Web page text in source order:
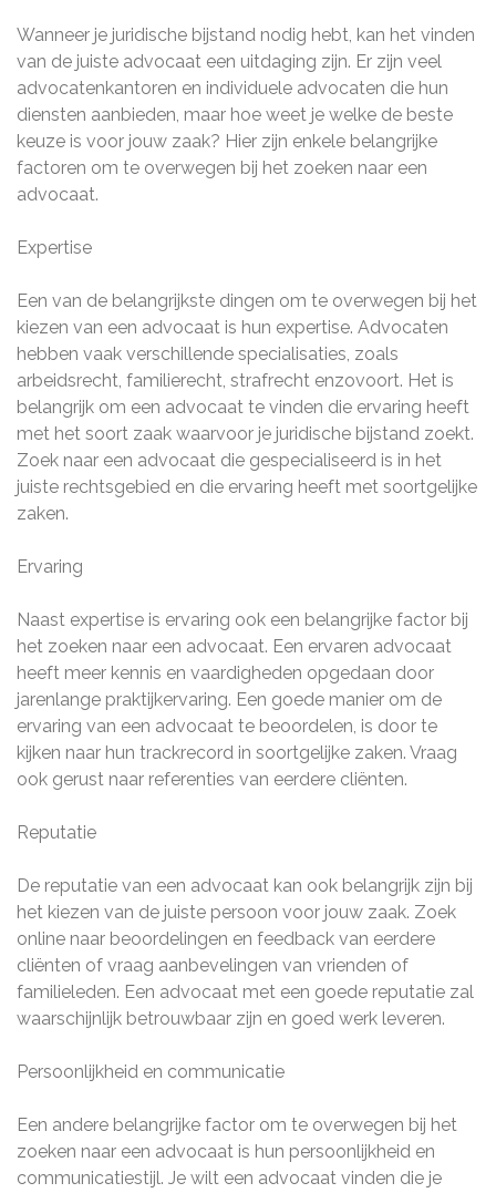
Wanneer je juridische bijstand nodig hebt, kan het vinden
van de juiste advocaat een uitdaging zijn. Er zijn veel
advocatenkantoren en individuele advocaten die hun
diensten aanbieden, maar hoe weet je welke de beste
keuze is voor jouw zaak? Hier zijn enkele belangrijke
factoren om te overwegen bij het zoeken naar een
advocaat.
Expertise
Een van de belangrijkste dingen om te overwegen bij het
kiezen van een advocaat is hun expertise. Advocaten
hebben vaak verschillende specialisaties, zoals
arbeidsrecht, familierecht, strafrecht enzovoort. Het is
belangrijk om een ​​advocaat te vinden die ervaring heeft
met het soort zaak waarvoor je juridische bijstand zoekt.
Zoek naar een advocaat die gespecialiseerd is in het
juiste rechtsgebied en die ervaring heeft met soortgelijke
zaken.
Ervaring
Naast expertise is ervaring ook een belangrijke factor bij
het zoeken naar een advocaat. Een ervaren advocaat
heeft meer kennis en vaardigheden opgedaan door
jarenlange praktijkervaring. Een goede manier om de
ervaring van een advocaat te beoordelen, is door te
kijken naar hun trackrecord in soortgelijke zaken. Vraag
ook gerust naar referenties van eerdere cliënten.
Reputatie
De reputatie van een advocaat kan ook belangrijk zijn bij
het kiezen van de juiste persoon voor jouw zaak. Zoek
online naar beoordelingen en feedback van eerdere
cliënten of vraag aanbevelingen van vrienden of
familieleden. Een advocaat met een goede reputatie zal
waarschijnlijk betrouwbaar zijn en goed werk leveren.
Persoonlijkheid en communicatie
Een andere belangrijke factor om te overwegen bij het
zoeken naar een advocaat is hun persoonlijkheid en
communicatiestijl. Je wilt een advocaat vinden die je